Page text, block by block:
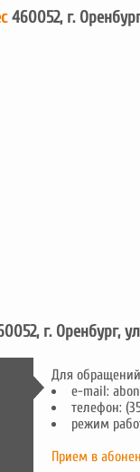
460052, г.
г. Оренбург,
Для
e-mail:
телефон:
режим
Прием в